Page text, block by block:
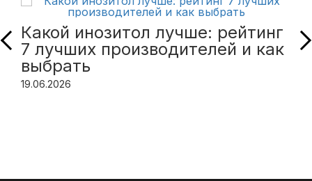
Какой инозитол лучше: рейтинг
7 лучших производителей и как
выбрать
19.06.2026